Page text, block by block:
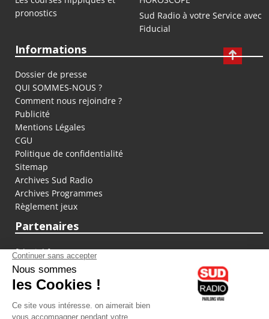
pronostics
Sud Radio à votre Service avec
Fiducial
Informations
Dossier de presse
QUI SOMMES-NOUS ?
Comment nous rejoindre ?
Publicité
Mentions Légales
CGU
Politique de confidentialité
Sitemap
Archives Sud Radio
Archives Programmes
Règlement jeux
Partenaires
fiducial.fr
lyoncapitale.fr
olympique-et-lyonnais.com
L'application Iphone / Android